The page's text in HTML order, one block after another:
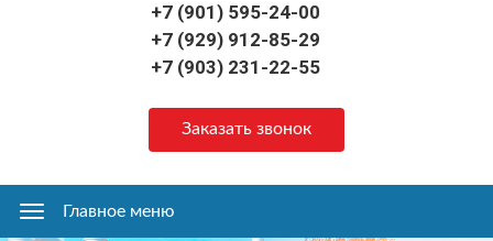
+7 (901) 595-24-00
+7 (929) 912-85-29
+7 (903) 231-22-55
Заказать звонок
ГлавноеГлавное меню